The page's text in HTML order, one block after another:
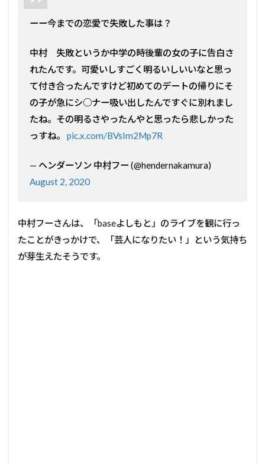
ーー今までの恋愛で失敗した事は？
中村 失敗というか中学の時後輩の女の子に告白さ
れたんです。可愛いしすごく明るいしいいなと思っ
て付き合ったんですけど初めてのデートの帰りにそ
の子が急にシ○ナー吸い出したんですぐに別れまし
たね。その明るさやったんやと思ったら悲しかった
っすね。 pic.x.com/BVsIm2Mp7R
— ヘンダーソン 中村フー (@hendernakamura)
August 2, 2020
中村フーさんは、「baseよしもと」のライブを観に行っ
たことがきっかけで、「芸人になりたい！」という気持ち
が芽生えたそうです。